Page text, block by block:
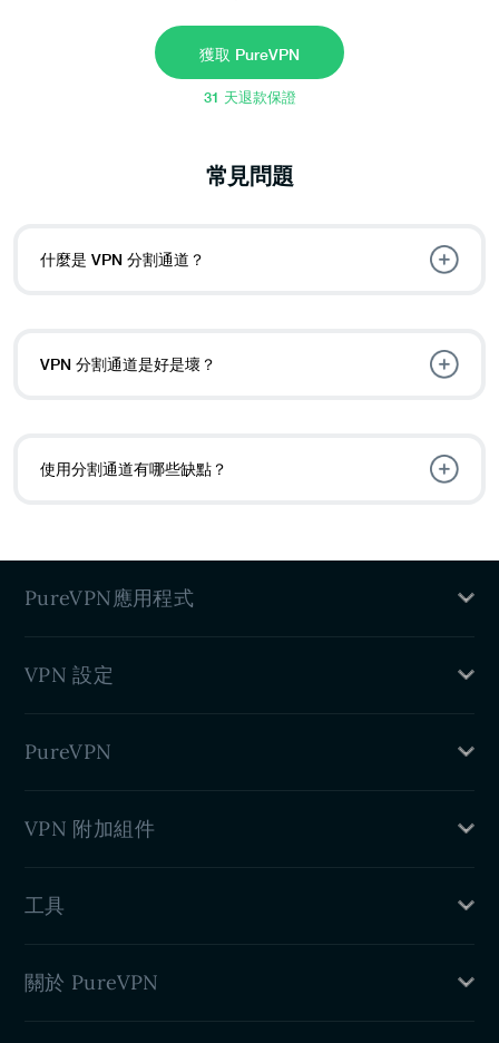
獲取 PureVPN
31 天退款保證
常見問題
什麼是 VPN 分割通道？
VPN 分割通道是好是壞？
使用分割通道有哪些缺點？
PureVPN應用程式
Windows VPN
iPhone VPN
VPN Firefox 擴充
Firestick TV VPN
VPN 設定
DD-WRT 小型應用程式
PureVPN
VPN 附加組件
連接埠轉送
工具
DNS洩漏測試
關於 PureVPN